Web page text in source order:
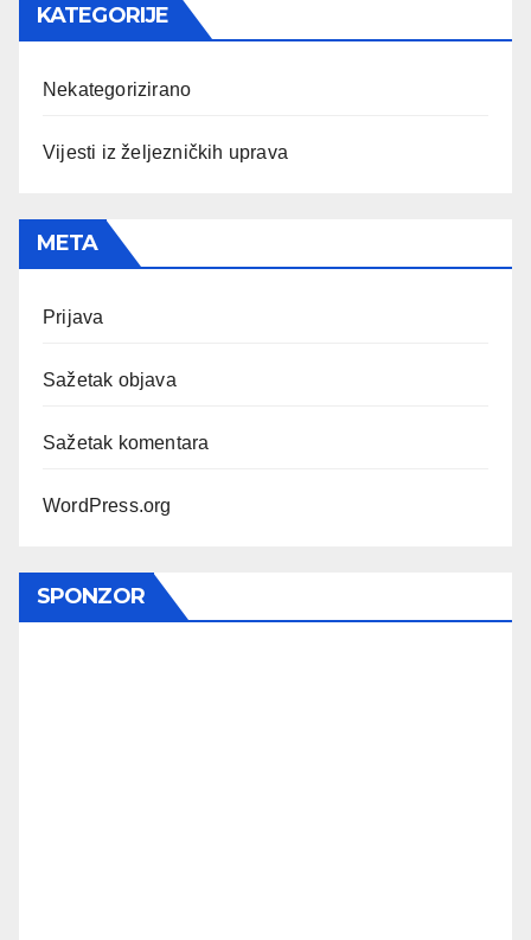
KATEGORIJE
Nekategorizirano
Vijesti iz željezničkih uprava
META
Prijava
Sažetak objava
Sažetak komentara
WordPress.org
SPONZOR